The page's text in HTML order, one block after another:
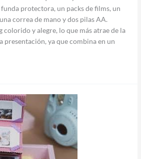
protectora, un packs de films, un
correa de mano y dos pilas AA.
colorido y alegre, lo que más atrae de la
presentación, ya que combina en un